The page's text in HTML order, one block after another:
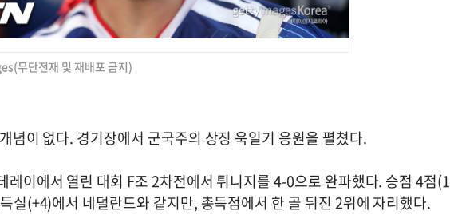
무단전재 및 재배포 금지)
념이 없다. 경기장에서 군국주의 상징 욱일기 응원을 펼쳤다.
레이에서 열린 대회 F조 2차전에서 튀니지를 4-0으로 완파했다. 승점 4점(1
실(+4)에서 네덜란드와 같지만, 총득점에서 한 골 뒤진 2위에 자리했다.